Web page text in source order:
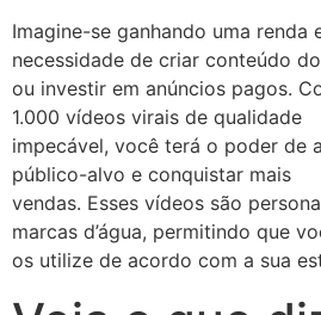
Imagine-se ganhando uma renda
necessidade de criar conteúdo
ou investir em anúncios pagos.
1.000 vídeos virais de qualidade
impecável, você terá o poder de
público-alvo e conquistar mais
vendas. Esses vídeos são
marcas d’água, permitindo que
os utilize de acordo com a sua